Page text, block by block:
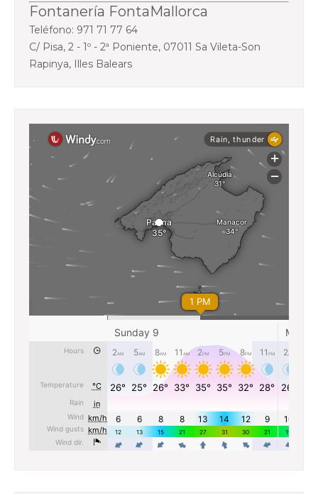
Fontanería FontaMallorca
Teléfono: 971 71 77 64
C/ Pisa, 2 - 1º - 2ª Poniente, 07011 Sa Vileta-Son
Rapinya, Illes Balears